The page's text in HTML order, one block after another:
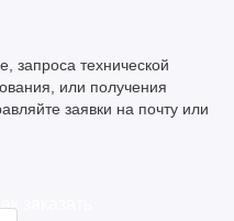
заказать
запроса технической
или получения
заявки на почту или